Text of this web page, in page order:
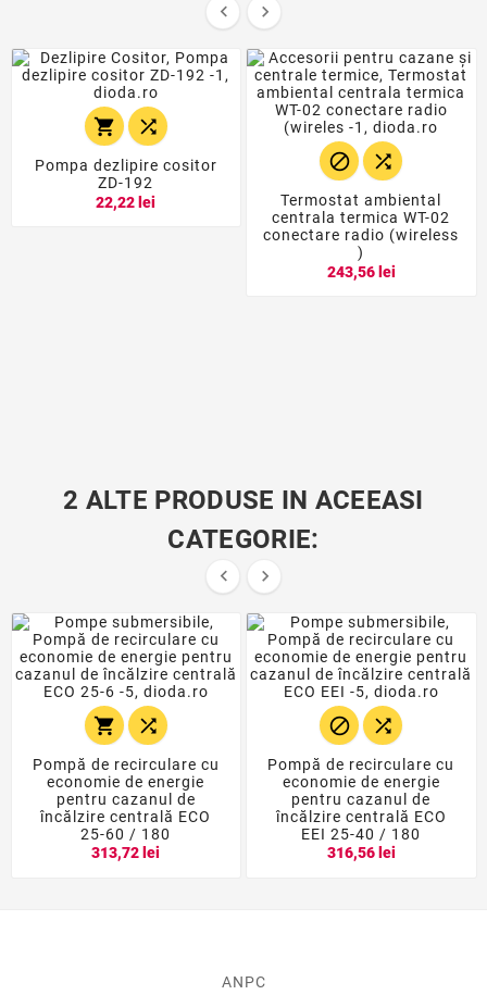
 
 
Pompa dezlipire cositor
ZD-192
22,22 lei
 
Termostat ambiental
centrala termica WT-02
conectare radio (wireless
)
243,56 lei
2 ALTE PRODUSE IN ACEEASI
CATEGORIE:
 
 
Pompă de recirculare cu
economie de energie
pentru cazanul de
încălzire centrală ECO
25-60 / 180
313,72 lei
 
Pompă de recirculare cu
economie de energie
pentru cazanul de
încălzire centrală ECO
EEI 25-40 / 180
316,56 lei
ANPC